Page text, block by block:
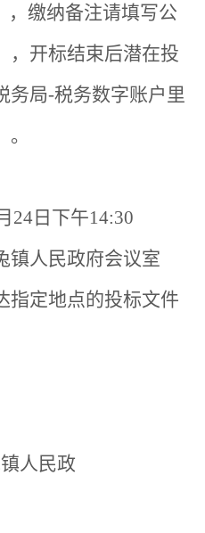
，缴纳备注请填写公
，开标结束后潜在投
务局-税务数字账户里
24日下午14:30
镇人民政府会议室
指定地点的投标文件
人民政